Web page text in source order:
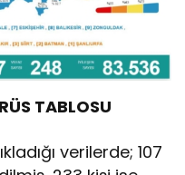
TABLOSU
verilerde; 107